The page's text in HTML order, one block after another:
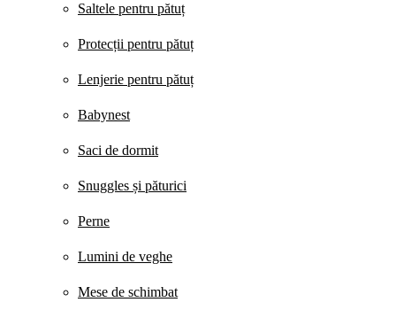
Saltele pentru pătuț
Protecții pentru pătuț
Lenjerie pentru pătuț
Babynest
Saci de dormit
Snuggles și păturici
Perne
Lumini de veghe
Mese de schimbat